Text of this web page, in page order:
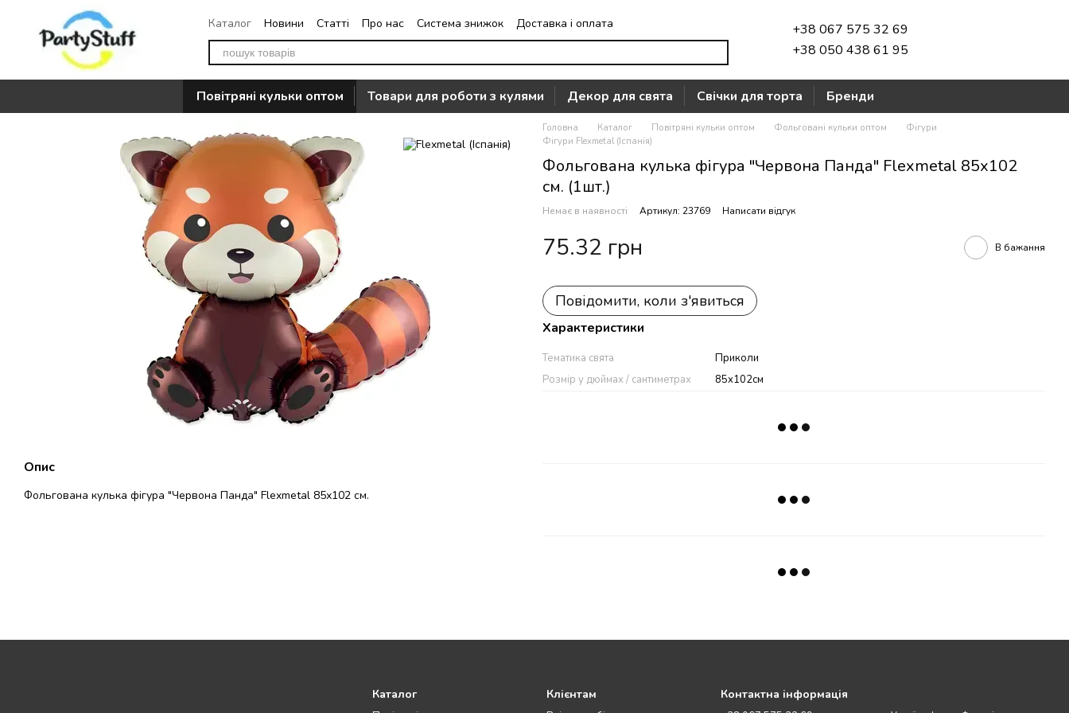
Перейти до основного контенту
Каталог Новини Статті Про нас Система знижок
Доставка і оплата
Повернення
Контакти Часто задавані питання Відгуки про магазин
+38 067 575 32 69
+38 050 438 61 95
Повітряні кульки оптом Товари для роботи з кулями Декор для свята Свічки для торта Бренди
Опис
Фольгована кулька фігура "Червона Панда" Flexmetal 85х102 см.
Головна Каталог Повітряні кульки оптом Фольговані кульки оптом
Фігури
Фігури Flexmetal (Іспанія)
Фольгована кулька фігура "Червона Панда" Flexmetal 85х102
см. (1шт.)
Немає в наявності Артикул: 23769 Написати відгук
75.32 грн В бажання
Повідомити, коли з'явиться
Характеристики
Тематика свята
Приколи
Розмір у дюймах / сантиметрах
85х102см
Каталог Клієнтам Контактна інформація